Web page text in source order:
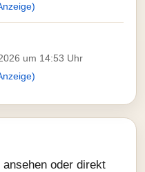
um 14:53 Uhr
ansehen oder direkt